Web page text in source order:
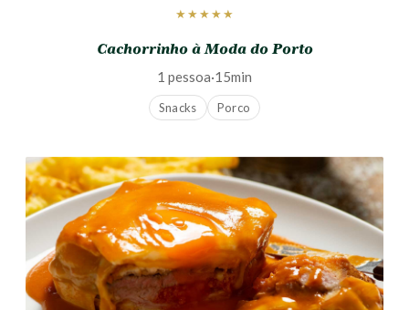
★★★★★
Cachorrinho à Moda do Porto
1 pessoa·15min
Snacks Porco